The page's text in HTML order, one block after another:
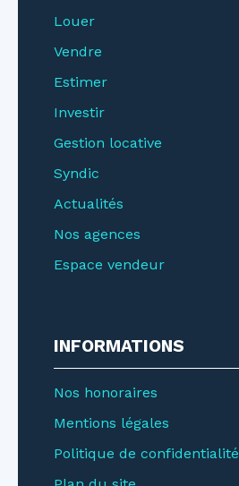
Louer
Vendre
Estimer
Investir
Gestion locative
Syndic
Actualités
Nos agences
Espace vendeur
INFORMATIONS
Nos honoraires
Mentions légales
Politique de confidentialité